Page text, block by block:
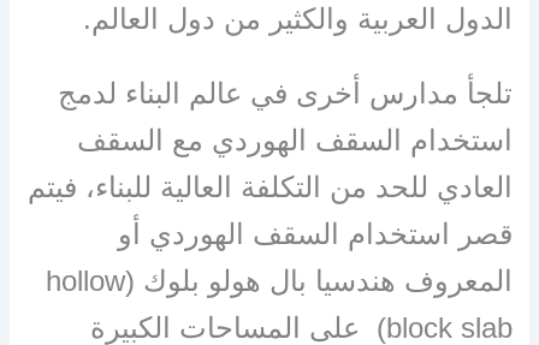
الدول العربية والكثير من دول العالم.
تلجأ مدارس أخرى في عالم البناء لدمج
استخدام السقف الهوردي مع السقف
العادي للحد من التكلفة العالية للبناء، فيتم
قصر استخدام السقف الهوردي أو
المعروف هندسيا بال هولو بلوك (hollow
block slab) على المساحات الكبيرة